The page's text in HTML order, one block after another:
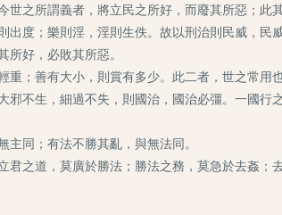
所謂義者，將立民之所好，而廢其所惡；此
度；樂則淫，淫則生佚。故以刑治則民威，
好，必敗其所惡。
善有大小，則賞有多少。此二者，世之常用
不生，細過不失，則國治，國治必彊。一國
同；有法不勝其亂，與無法同。
道，莫廣於勝法；勝法之務，莫急於去姦；